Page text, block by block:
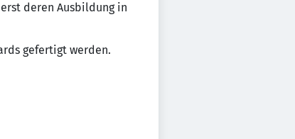
deren Ausbildung in
gefertigt werden.